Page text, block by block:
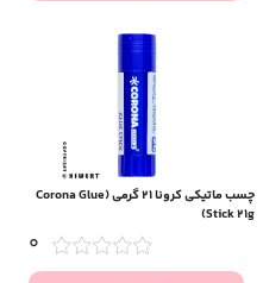
چسب ماتیکی کرونا ۲۱ گرمی (Corona Glue
Stick 21g)
0